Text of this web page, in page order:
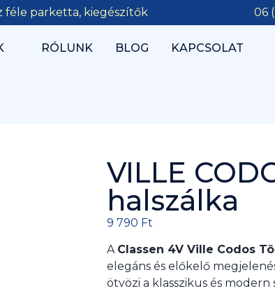
féle parketta, kiegészítők 06
RÓLUNK BLOG KAPCSOLAT
VILLE
halszálka
9 790 Ft
A Classen 4V Ville Codos
elegáns és előkelő
ötvözi a klasszikus és